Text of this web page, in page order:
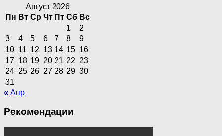
Август 2026
Пн Вт Ср Чт Пт Сб Вс
1
2
3
4 5 6 7 8
9
10 11 12 13 14 15 16
17 18 19 20 21 22 23
24 25 26 27 28 29 30
31
« Апр
Рекомендации